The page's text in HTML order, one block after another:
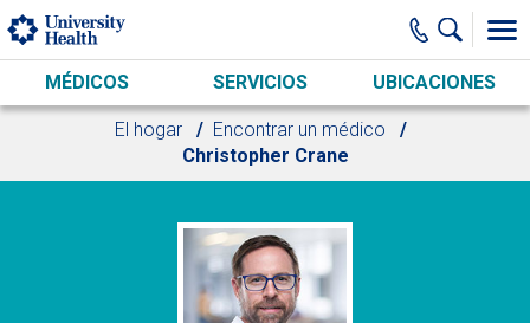
Skip to main content
MÉDICOS SERVICIOS UBICACIONES
El hogar
Encontrar un médico
Christopher Crane